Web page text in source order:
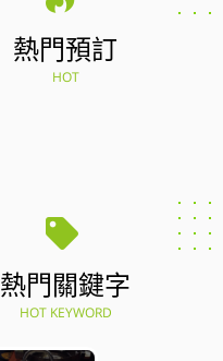
熱門預訂
HOT
熱門關鍵字
HOT KEYWORD